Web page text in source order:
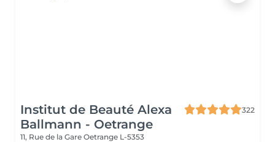
Institut de Beauté Alexa
Ballmann - Oetrange
322
11, Rue de la Gare Oetrange L-5353